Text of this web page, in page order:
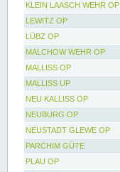
KLEIN LAASCH WEHR OP
LEWITZ OP
LÜBZ OP
MALCHOW WEHR OP
MALLISS OP
MALLISS UP
NEU KALLISS OP
NEUBURG OP
NEUSTADT GLEWE OP
PARCHIM GÜTE
PLAU OP